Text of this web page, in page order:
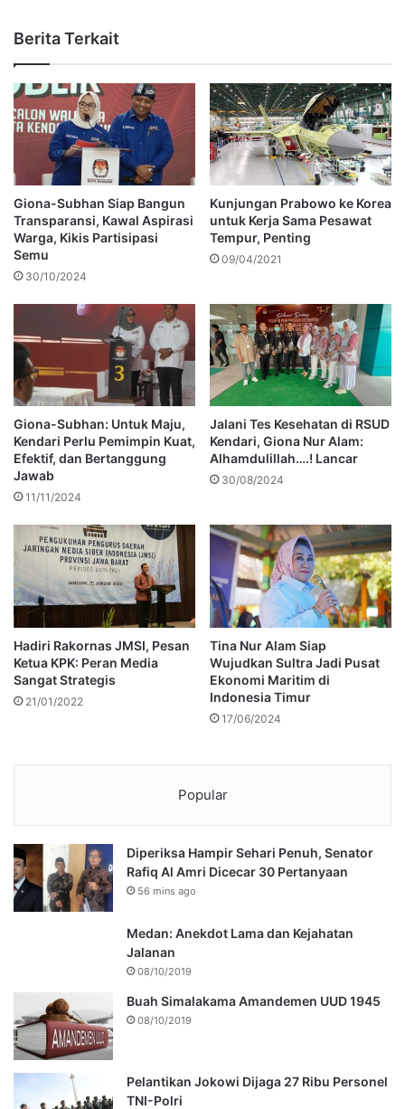
Berita Terkait
Giona-Subhan Siap Bangun
Transparansi, Kawal Aspirasi
Warga, Kikis Partisipasi
Semu
30/10/2024
Kunjungan Prabowo ke Korea
untuk Kerja Sama Pesawat
Tempur, Penting
09/04/2021
Giona-Subhan: Untuk Maju,
Kendari Perlu Pemimpin Kuat,
Efektif, dan Bertanggung
Jawab
11/11/2024
Jalani Tes Kesehatan di RSUD
Kendari, Giona Nur Alam:
Alhamdulillah….! Lancar
30/08/2024
Hadiri Rakornas JMSI, Pesan
Ketua KPK: Peran Media
Sangat Strategis
21/01/2022
Tina Nur Alam Siap
Wujudkan Sultra Jadi Pusat
Ekonomi Maritim di
Indonesia Timur
17/06/2024
Popular
Diperiksa Hampir Sehari Penuh, Senator
Rafiq Al Amri Dicecar 30 Pertanyaan
56 mins ago
Medan: Anekdot Lama dan Kejahatan
Jalanan
08/10/2019
Buah Simalakama Amandemen UUD 1945
08/10/2019
Pelantikan Jokowi Dijaga 27 Ribu Personel
TNI-Polri